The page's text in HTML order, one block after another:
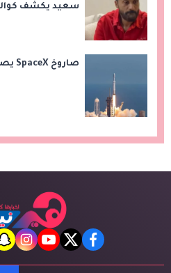
صاروخ SpaceX يصطدم بالقمر
facebook
twitter
youtube